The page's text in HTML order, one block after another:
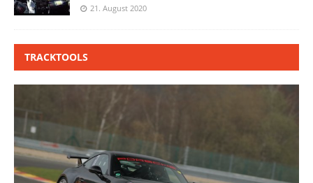
21. August 2020
TRACKTOOLS